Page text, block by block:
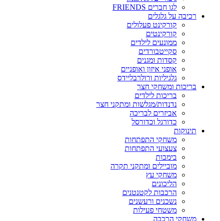
לגו חברים FRIENDS
רכיבה על גלגלים
קורקינט פעלולים
קורקינטים
ממונעים לילדים
סקייטבורדים
קסדות ומגנים
אופני איזון ואופניים
גלגיליות ורולרבליידס
בריכות ומשחקי חצר
בריכות לילדים
נדנדות/מגלשות ומתקני חצר
אביזרים לבריכה
כדורגל וכדורסל
תינוקות
משחקי התפתחות
צעצועי התפתחות
בימבות
מוביילים ומתקני תקרה
משחקי עץ
הליכונים
הרכבות לקטנטנים
נשכנים ורעשנים
משטחי פעילות
משחקי הרכבה